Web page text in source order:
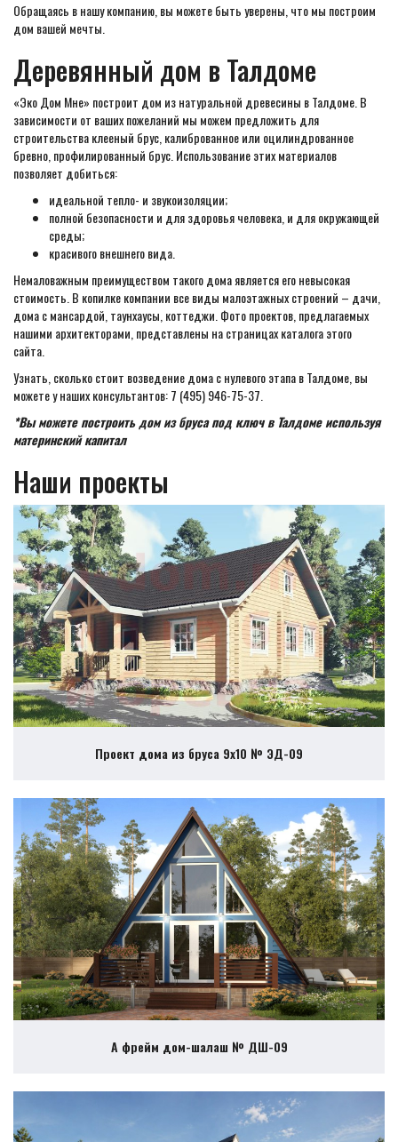
Обращаясь в нашу компанию, вы можете быть уверены, что мы построим
дом вашей мечты.
Деревянный дом в Талдоме
«Эко Дом Мне» построит дом из натуральной древесины в Талдоме. В
зависимости от ваших пожеланий мы можем предложить для
строительства клееный брус, калиброванное или оцилиндрованное
бревно, профилированный брус. Использование этих материалов
позволяет добиться:
идеальной тепло- и звукоизоляции;
полной безопасности и для здоровья человека, и для окружающей
среды;
красивого внешнего вида.
Немаловажным преимуществом такого дома является его невысокая
стоимость. В копилке компании все виды малоэтажных строений – дачи,
дома с мансардой, таунхаусы, коттеджи. Фото проектов, предлагаемых
нашими архитекторами, представлены на страницах каталога этого
сайта.
Узнать, сколько стоит возведение дома с нулевого этапа в Талдоме, вы
можете у наших консультантов: 7 (495) 946-75-37.
*Вы можете построить дом из бруса под ключ в Талдоме используя
материнский капитал
Наши проекты
Проект дома из бруса 9х10 № ЭД-09
А фрейм дом-шалаш № ДШ-09